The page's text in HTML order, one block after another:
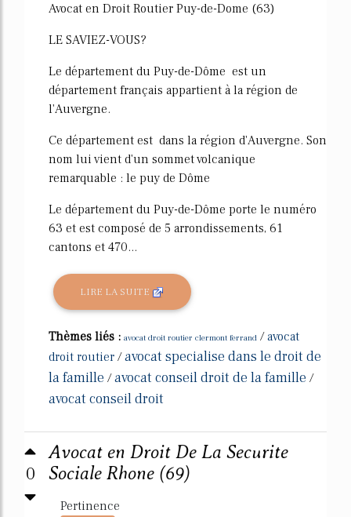
Avocat en Droit Routier Puy-de-Dome (63)
LE SAVIEZ-VOUS?
Le département du Puy-de-Dôme est un
département français appartient à la région de
l'Auvergne.
Ce département est dans la région d'Auvergne. Son
nom lui vient d'un sommet volcanique
remarquable : le puy de Dôme
Le département du Puy-de-Dôme porte le numéro
63 et est composé de 5 arrondissements, 61
cantons et 470...
LIRE LA SUITE
Thèmes liés : avocat droit routier clermont ferrand /avocat
droit routier /avocat specialise dans le droit de
la famille /avocat conseil droit de la famille /
avocat conseil droit
0
Avocat en Droit De La Securite
Sociale Rhone (69)
Pertinence